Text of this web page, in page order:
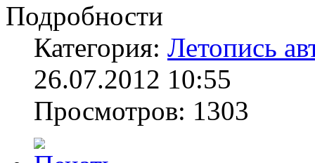
Подробности
Категория: Летопись
26.07.2012 10:55
Просмотров: 1303